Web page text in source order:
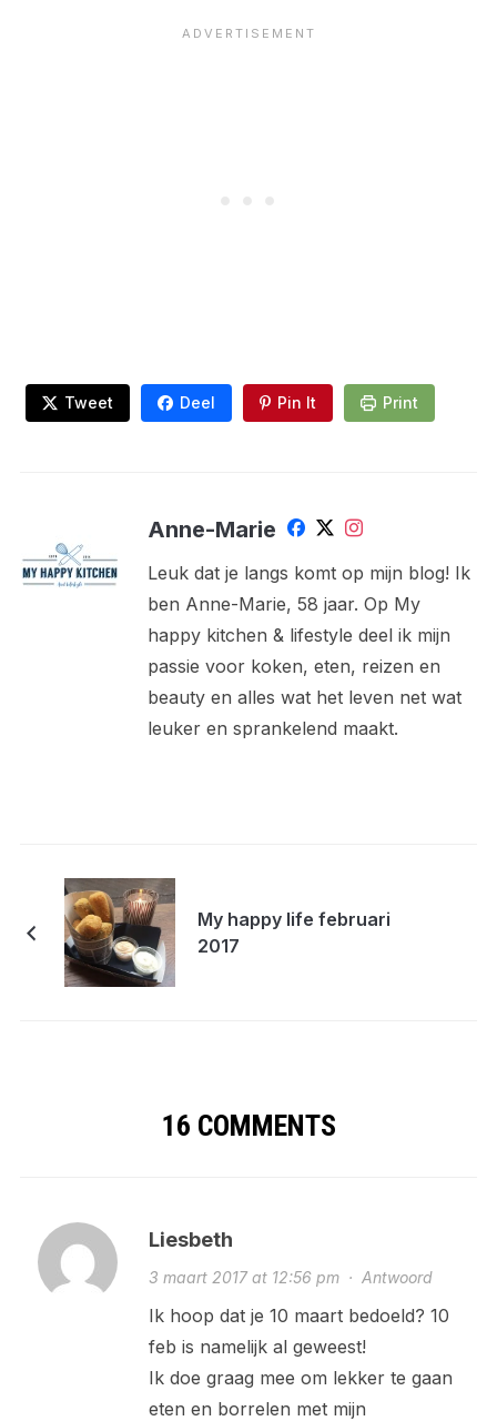
Tweet Deel Pin It Print
Anne-Marie
Leuk dat je langs komt op mijn blog! Ik
ben Anne-Marie, 58 jaar. Op My
happy kitchen & lifestyle deel ik mijn
passie voor koken, eten, reizen en
beauty en alles wat het leven net wat
leuker en sprankelend maakt.
My happy life februari
2017
16 COMMENTS
Liesbeth
3 maart 2017 at 12:56 pm· Antwoord
Ik hoop dat je 10 maart bedoeld? 10
feb is namelijk al geweest!
Ik doe graag mee om lekker te gaan
eten en borrelen met mijn